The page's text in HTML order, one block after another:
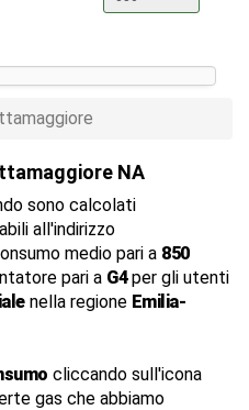
NA
sono calcolati
all'indirizzo
medio pari a 850
pari a G4per gli utenti
nella regione Emilia-
cliccando sull'icona
gas che abbiamo